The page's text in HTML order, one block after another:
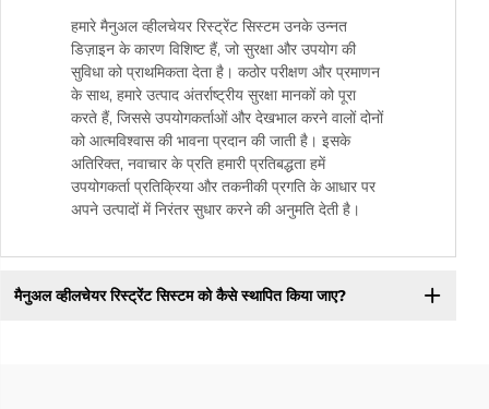
हमारे मैनुअल व्हीलचेयर रिस्ट्रेंट सिस्टम उनके उन्नत
डिज़ाइन के कारण विशिष्ट हैं, जो सुरक्षा और उपयोग की
सुविधा को प्राथमिकता देता है। कठोर परीक्षण और प्रमाणन
के साथ, हमारे उत्पाद अंतर्राष्ट्रीय सुरक्षा मानकों को पूरा
करते हैं, जिससे उपयोगकर्ताओं और देखभाल करने वालों दोनों
को आत्मविश्वास की भावना प्रदान की जाती है। इसके
अतिरिक्त, नवाचार के प्रति हमारी प्रतिबद्धता हमें
उपयोगकर्ता प्रतिक्रिया और तकनीकी प्रगति के आधार पर
अपने उत्पादों में निरंतर सुधार करने की अनुमति देती है।
मैनुअल व्हीलचेयर रिस्ट्रेंट सिस्टम को कैसे स्थापित किया जाए?